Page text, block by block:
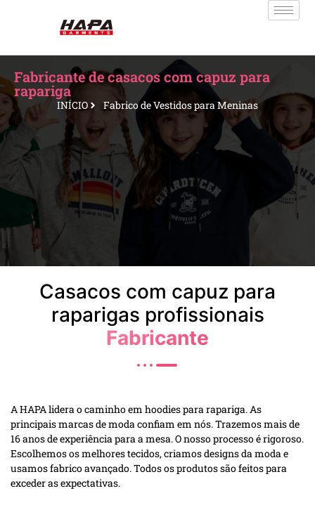
Fabricante de casacos com capuz para
rapariga
INÍCIO Fabrico de Vestidos para Meninas
Casacos com capuz para
raparigas profissionais
Fabricante
A HAPA lidera o caminho em hoodies para rapariga. As
principais marcas de moda confiam em nós. Trazemos mais de
16 anos de experiência para a mesa. O nosso processo é rigoroso.
Escolhemos os melhores tecidos, criamos designs da moda e
usamos fabrico avançado. Todos os produtos são feitos para
exceder as expectativas.